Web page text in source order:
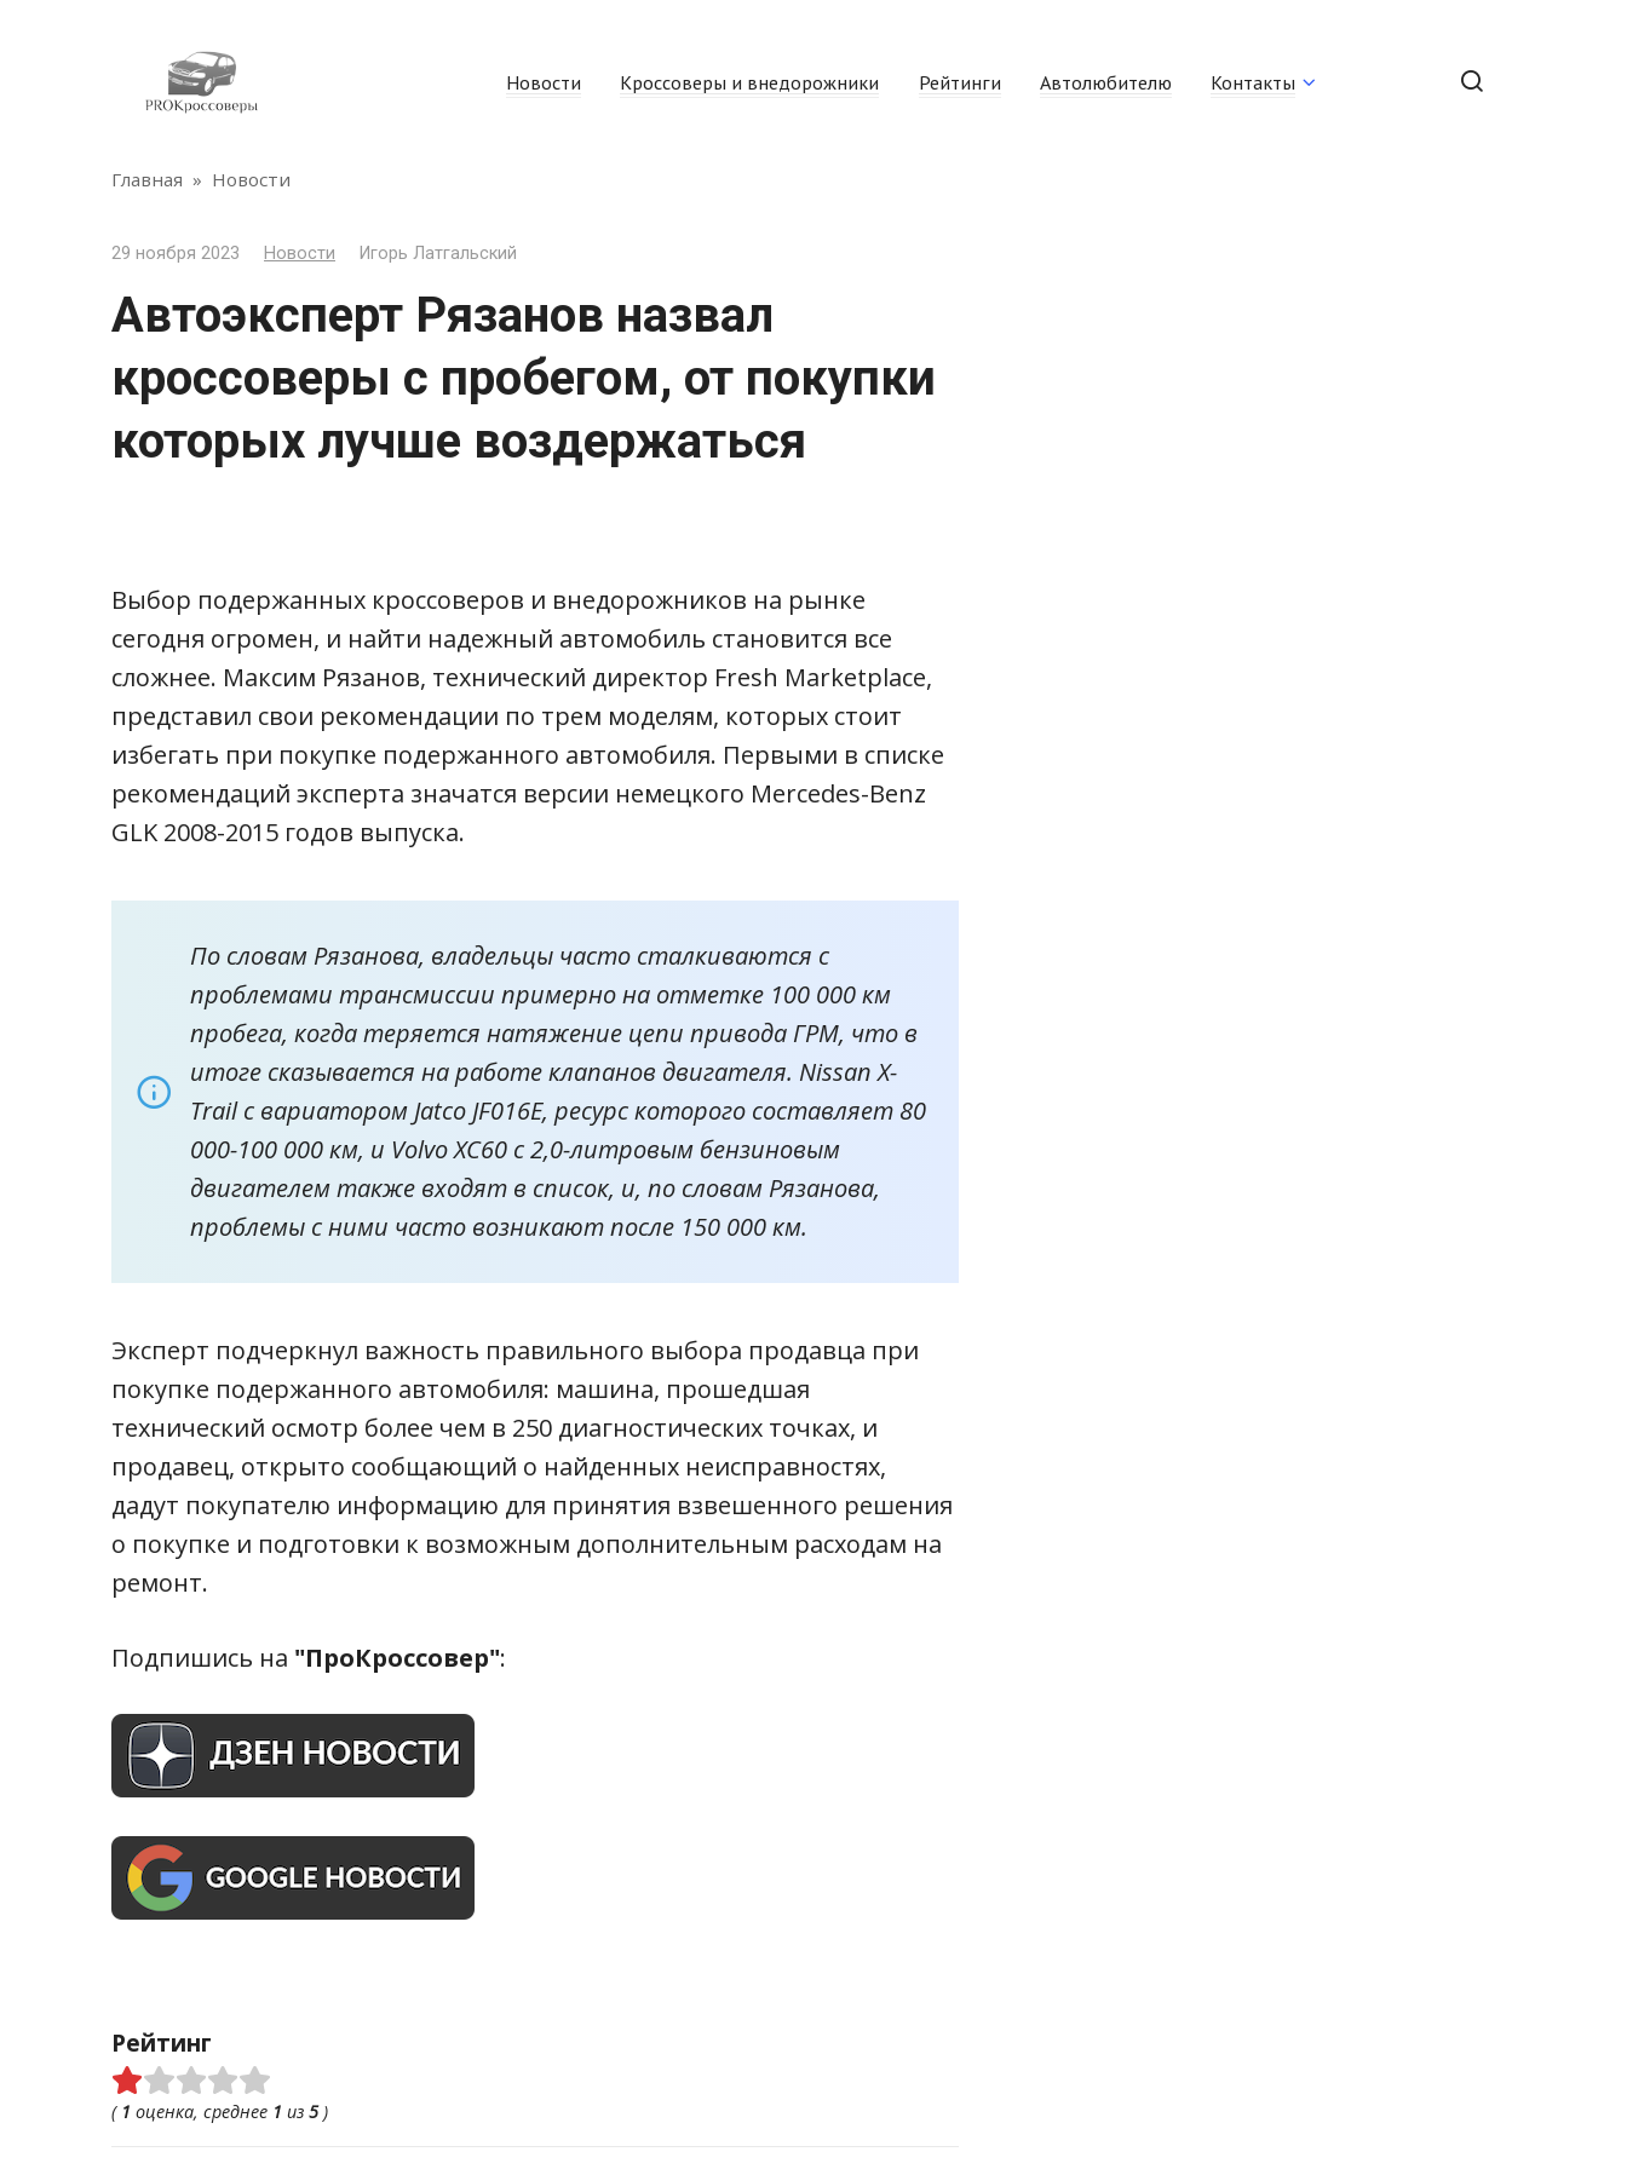
Новости Кроссоверы и внедорожники Рейтинги Автолюбителю Контакты
Главная » Новости
29 ноября 2023 Новости Игорь Латгальский
Автоэксперт Рязанов назвал
кроссоверы с пробегом, от покупки
которых лучше воздержаться
Выбор подержанных кроссоверов и внедорожников на рынке
сегодня огромен, и найти надежный автомобиль становится все
сложнее. Максим Рязанов, технический директор Fresh Marketplace,
представил свои рекомендации по трем моделям, которых стоит
избегать при покупке подержанного автомобиля. Первыми в списке
рекомендаций эксперта значатся версии немецкого Mercedes-Benz
GLK 2008-2015 годов выпуска.
По словам Рязанова, владельцы часто сталкиваются с
проблемами трансмиссии примерно на отметке 100 000 км
пробега, когда теряется натяжение цепи привода ГРМ, что в
итоге сказывается на работе клапанов двигателя. Nissan X-
Trail с вариатором Jatco JF016E, ресурс которого составляет 80
000-100 000 км, и Volvo XC60 с 2,0-литровым бензиновым
двигателем также входят в список, и, по словам Рязанова,
проблемы с ними часто возникают после 150 000 км.
Эксперт подчеркнул важность правильного выбора продавца при
покупке подержанного автомобиля: машина, прошедшая
технический осмотр более чем в 250 диагностических точках, и
продавец, открыто сообщающий о найденных неисправностях,
дадут покупателю информацию для принятия взвешенного решения
о покупке и подготовки к возможным дополнительным расходам на
ремонт.
Подпишись на "ПроКроссовер":
Рейтинг
( 1 оценка, среднее 1 из 5)